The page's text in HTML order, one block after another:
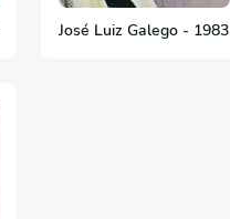
José Luiz Galego - 1983